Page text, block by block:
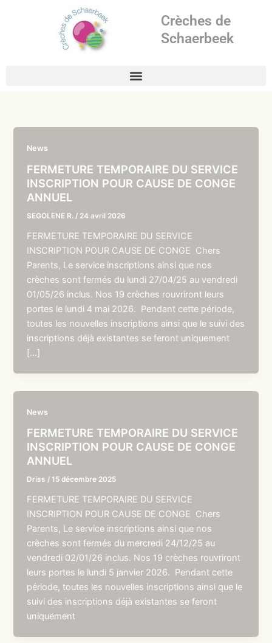
Crèches de
Schaerbeek
News
FERMETURE TEMPORAIRE DU SERVICE
INSCRIPTION POUR CAUSE DE CONGE
ANNUEL
SEGOLENE R. / 24 avril 2026
FERMETURE TEMPORAIRE DU SERVICE
INSCRIPTION POUR CAUSE DE CONGE Chers
Parents, Le service inscriptions ainsi que nos
crèches sont fermés du lundi 27/04/25 au vendredi
01/05/26 inclus. Nos 19 crèches rouvriront leurs
portes le lundi 4 mai 2026. Pendant cette période,
toutes les nouvelles inscriptions ainsi que le suivi des
inscriptions déjà existantes se feront uniquement
[…]
News
FERMETURE TEMPORAIRE DU SERVICE
INSCRIPTION POUR CAUSE DE CONGE
ANNUEL
Driss /15 décembre 2025
FERMETURE TEMPORAIRE DU SERVICE
INSCRIPTION POUR CAUSE DE CONGE Chers
Parents, Le service inscriptions ainsi que nos
crèches sont fermés du mercredi 24/12/25 au
vendredi 02/01/26 inclus. Nos 19 crèches rouvriront
leurs portes le lundi 5 janvier 2026. Pendant cette
période, toutes les nouvelles inscriptions ainsi que le
suivi des inscriptions déjà existantes se feront
uniquement